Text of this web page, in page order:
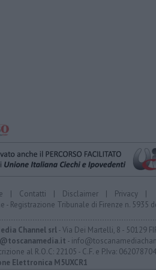
| Contatti | Disclaimer | Privacy |
- Registrazione Tribunale di Firenze n. 5935
Channel srl- Via Dei Martelli, 8 - 50129
-
al R.O.C: 22105 - C.F. e P.Iva:
Elettronica M5UXCR1